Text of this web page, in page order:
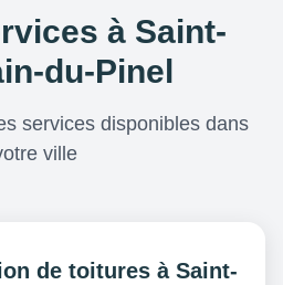
à Saint-
du-Pinel
services disponibles dans
ville
de toitures à Saint-